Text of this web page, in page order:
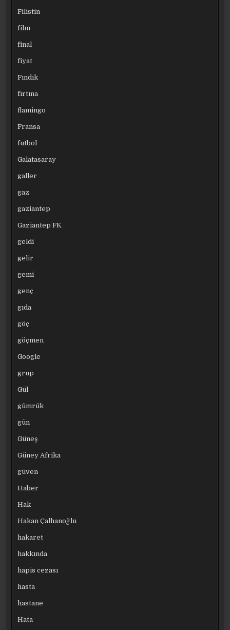
Filistin
film
final
fiyat
Fındık
fırtına
flamingo
Fransa
futbol
Galatasaray
galler
gaz
gaziantep
Gaziantep FK
geldi
gelir
gemi
genç
gıda
göç
göçmen
Google
grup
Gül
gümrük
gün
Güneş
Güney Afrika
güven
Haber
Hak
Hakan Çalhanoğlu
hakaret
hakkında
hapis cezası
hasta
hastane
Hata